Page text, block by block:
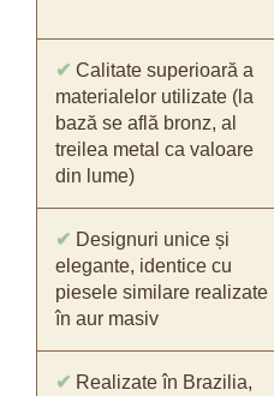
✔ Calitate superioară a
materialelor utilizate (la
bază se află bronz, al
treilea metal ca valoare
din lume)
✔ Designuri unice și
elegante, identice cu
piesele similare realizate
în aur masiv
✔ Realizate în Brazilia,